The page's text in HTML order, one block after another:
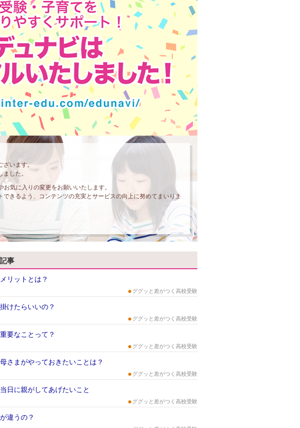
ざいます。
した。
気に入りの変更をお願いいたします。
きるよう、コンテンツの充実とサービスの向上に努めてまいりま
事
リットとは？
ググッと差がつく高校受験
けたらいいの？
ググッと差がつく高校受験
要なことって？
ググッと差がつく高校受験
さまがやっておきたいことは？
ググッと差がつく高校受験
日に親がしてあげたいこと
ググッと差がつく高校受験
違うの？